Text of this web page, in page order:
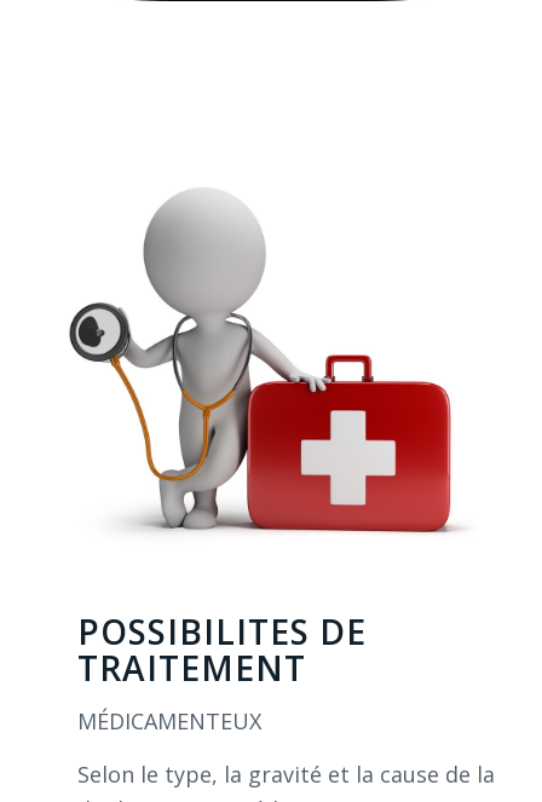
POSSIBILITES DE
TRAITEMENT
MÉDICAMENTEUX
Selon le type, la gravité et la cause de la